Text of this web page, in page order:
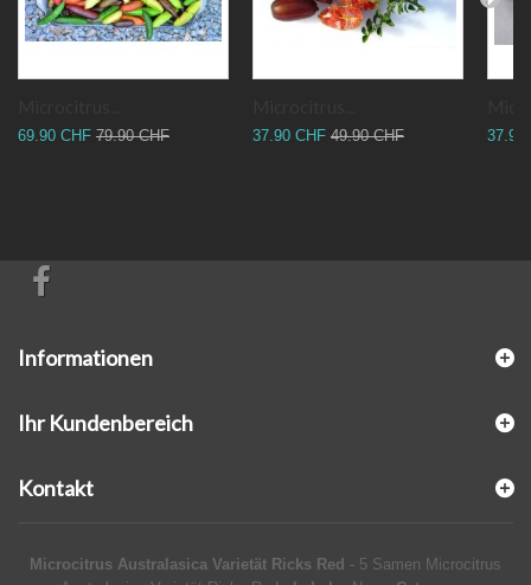
69.90 CHF 79.90 CHF 37.90 CHF 49.90 CHF 37.90
Informationen
Ihr Kundenbereich
Kontakt
Microcitrus Australasica Varietät Ricks Red - 5 Samen Microcitrus